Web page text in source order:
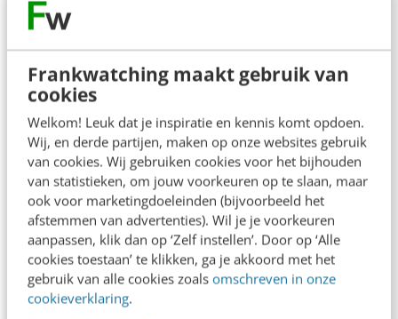
Frankwatching maakt gebruik van
cookies
Welkom! Leuk dat je inspiratie en kennis komt opdoen.
Wij, en derde partijen, maken op onze websites gebruik
van cookies. Wij gebruiken cookies voor het bijhouden
van statistieken, om jouw voorkeuren op te slaan, maar
ook voor marketingdoeleinden (bijvoorbeeld het
afstemmen van advertenties). Wil je je voorkeuren
aanpassen, klik dan op ‘Zelf instellen’. Door op ‘Alle
cookies toestaan’ te klikken, ga je akkoord met het
gebruik van alle cookies zoals omschreven in onze
cookieverklaring.
Contact
redactie@frankwatching.com
+31 30 200 1045
Tarieven
Meer contactopties
Frankwatching
Adverteren
Contact
Nieuwsbrieven